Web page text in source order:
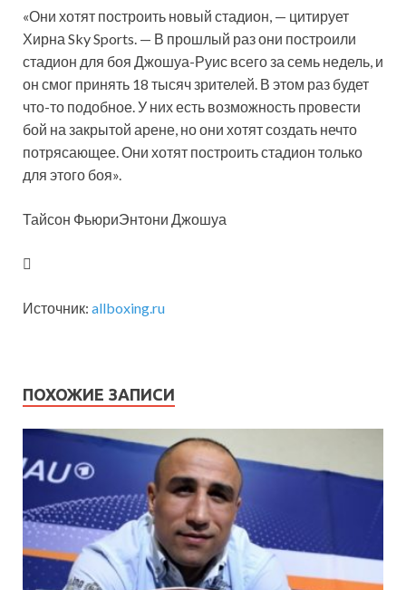
«Они хотят построить новый стадион, — цитирует
Хирна Sky Sports. — В прошлый раз они построили
стадион для боя Джошуа-Руис всего за семь недель, и
он смог принять 18 тысяч зрителей. В этом раз будет
что-то подобное. У них есть возможность провести
бой на закрытой арене, но они хотят создать нечто
потрясающее. Они хотят построить стадион только
для этого боя».
Тайсон ФьюриЭнтони Джошуа
Источник: allboxing.ru
ПОХОЖИЕ ЗАПИСИ